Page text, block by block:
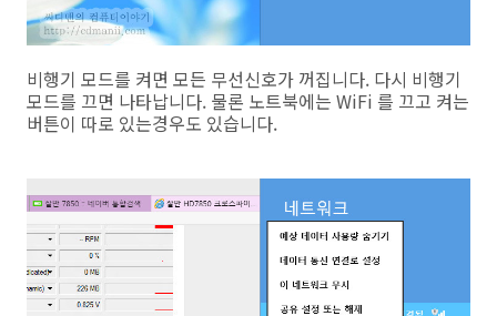
비행기 모드를 켜면 모든 무선신호가 꺼집니다. 다시 비행기
모드를 끄면 나타납니다. 물론 노트북에는 WiFi 를 끄고 켜는
버튼이 따로 있는경우도 있습니다.